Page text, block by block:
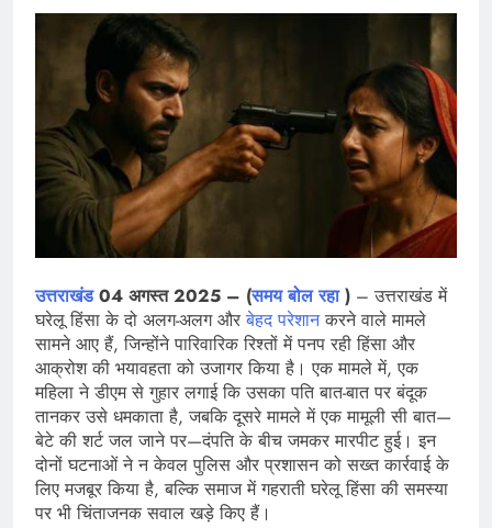
उत्तराखंड04 अगस्त 2025 – (समय बोल रहा) – उत्तराखंड में
घरेलू हिंसा के दो अलग-अलग औरबेहद परेशानकरने वाले मामले
सामने आए हैं, जिन्होंने पारिवारिक रिश्तों में पनप रही हिंसा और
आक्रोश की भयावहता को उजागर किया है। एक मामले में, एक
महिला ने डीएम से गुहार लगाई कि उसका पति बात-बात पर बंदूक
तानकर उसे धमकाता है, जबकि दूसरे मामले में एक मामूली सी बात—
बेटे की शर्ट जल जाने पर—दंपति के बीच जमकर मारपीट हुई। इन
दोनों घटनाओं ने न केवल पुलिस और प्रशासन को सख्त कार्रवाई के
लिए मजबूर किया है, बल्कि समाज में गहराती घरेलू हिंसा की समस्या
पर भी चिंताजनक सवाल खड़े किए हैं।